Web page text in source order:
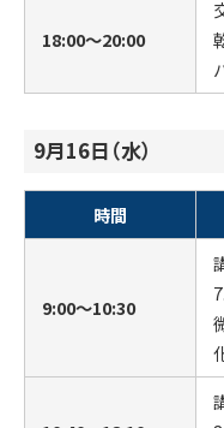
18:00〜20:00
9月16日（水）
時間
9:00〜10:30